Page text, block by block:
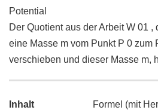
Potential
Der Quotient aus der Arbeit W 01
eine Masse m vom Punkt P 0 zum
verschieben und dieser Masse m,
Inhalt
Formel (mit